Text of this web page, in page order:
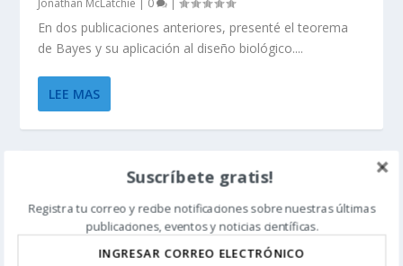
Jonathan McLatchie 0 |
En dos publicaciones anteriores, presenté el teorema
de Bayes y su aplicación al diseño biológico....
LEE MAS
Suscríbete gratis!
Registra tu correo y recibe notificaciones sobre nuestras últimas
publicaciones, eventos y noticias científicas.